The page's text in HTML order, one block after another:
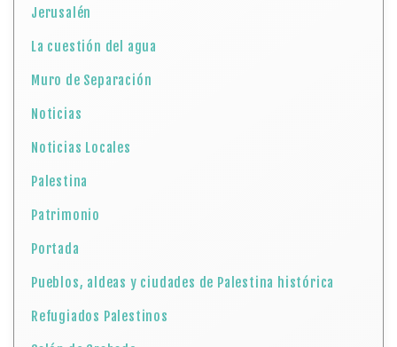
Jerusalén
La cuestión del agua
Muro de Separación
Noticias
Noticias Locales
Palestina
Patrimonio
Portada
Pueblos, aldeas y ciudades de Palestina histórica
Refugiados Palestinos